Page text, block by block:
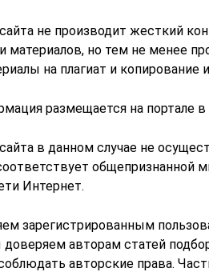
не производит жесткий
материалов, но тем не менее
на плагиат и копирование
размещается на портале
в данном случае не
общепризнанной
Интернет.
зарегистрированным
авторам статей
авторские права.